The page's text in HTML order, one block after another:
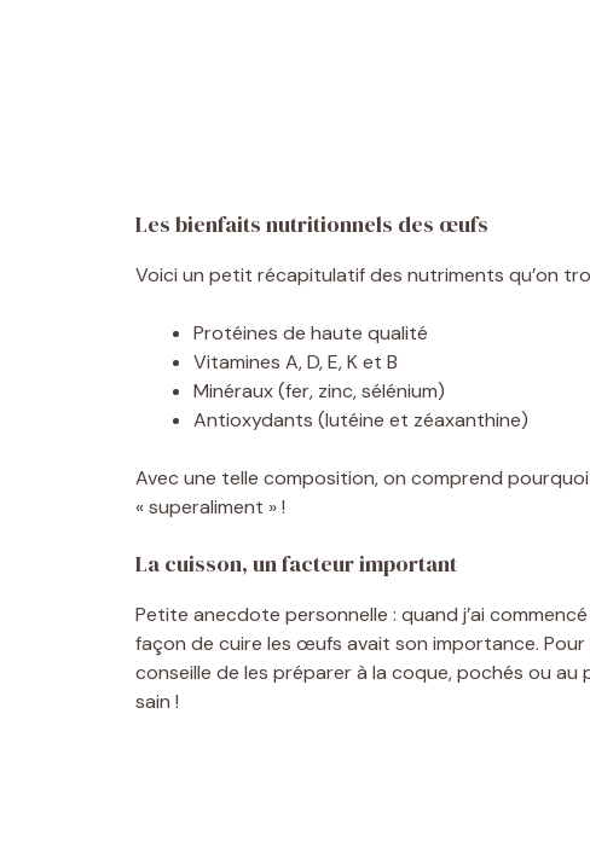
Les bienfaits nutritionnels des œufs
Voici un petit récapitulatif des nutriments qu’on
Protéines de haute qualité
Vitamines A, D, E, K et B
Minéraux (fer, zinc, sélénium)
Antioxydants (lutéine et zéaxanthine)
Avec une telle composition, on comprend
« superaliment » !
La cuisson, un facteur important
Petite anecdote personnelle : quand j’ai
façon de cuire les œufs avait son importance.
conseille de les préparer à la coque, pochés ou au
sain !